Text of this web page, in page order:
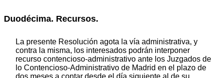
Duodécima. Recursos.
La presente Resolución agota la vía administrativa, y
contra la misma, los interesados podrán interponer
recurso contencioso-administrativo ante los Juzgados de
lo Contencioso-Administrativo de Madrid en el plazo de
dos meses a contar desde el día siguiente al de su